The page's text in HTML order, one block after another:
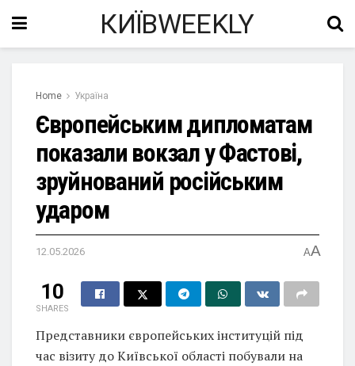
КИЇВWEEKLY
Home Україна
Європейським дипломатам
показали вокзал у Фастові,
зруйнований російським
ударом
12.05.2026 AA
10
SHARES
Представники європейських інституцій під
час візиту до Київської області побували на